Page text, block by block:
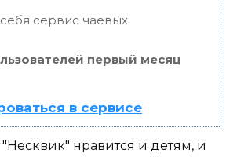
сервис чаевых.
первый месяц
в сервисе